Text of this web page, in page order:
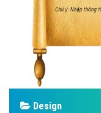
Design